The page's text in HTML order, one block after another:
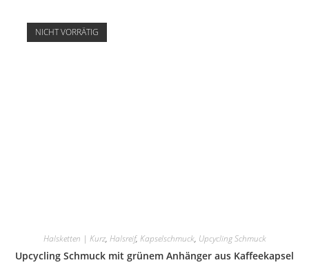
NICHT VORRÄTIG
Halsketten | Kurz, Halsreif, Kapselschmuck, Upcycling Schmuck
Upcycling Schmuck mit grünem Anhänger aus Kaffeekapsel